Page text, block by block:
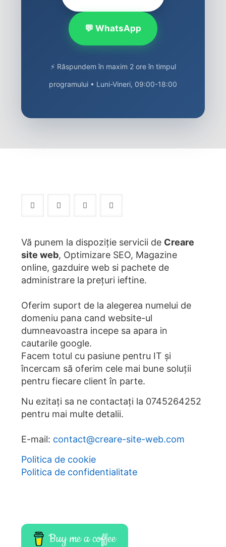
💬 WhatsApp
⚡ Răspundem în maxim 2 ore în timpul
programului • Luni-Vineri, 09:00-18:00
Vă punem la dispoziție servicii de Creare
site web, Optimizare SEO, Magazine
online, gazduire web si pachete de
administrare la prețuri ieftine.
Oferim suport de la alegerea numelui de
domeniu pana cand website-ul
dumneavoastra incepe sa apara in
cautarile google.
Facem totul cu pasiune pentru IT și
încercam să oferim cele mai bune soluții
pentru fiecare client în parte.
Nu ezitați sa ne contactați la 0745264252
pentru mai multe detalii.
E-mail: contact@creare-site-web.com
Politica de cookie
Politica de confidentialitate
Buy me a coffee